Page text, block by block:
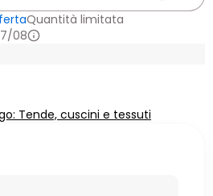
Quantità limitata
08
Tende, cuscini e tessuti